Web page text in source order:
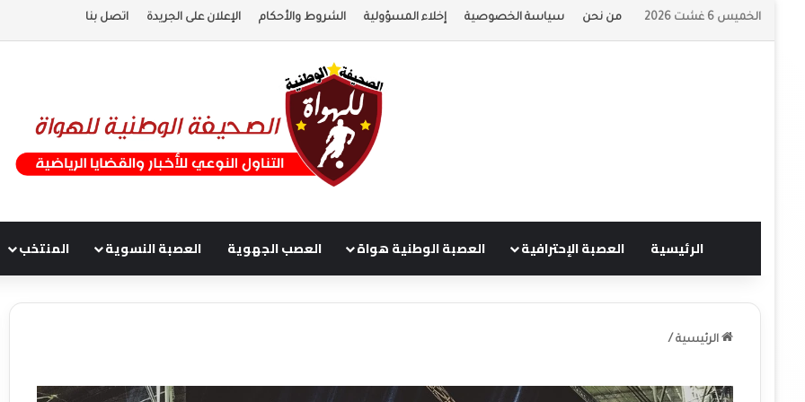
الخميس 6 غشت 2026 من نحن سياسة الخصوصية إخلاء المسؤولية الشروط والأحكام الإعلان على الجريدة اتصل بنا
الرئيسية العصبة الإحترافية العصبة الوطنية هواة العصب الجهوية العصبة النسوية المنتخب
الرئيسية /